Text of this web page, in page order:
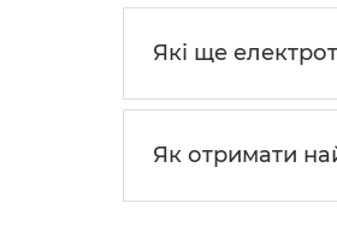
Які ще
Як отримати